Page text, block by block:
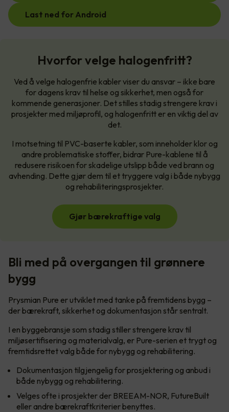
Last ned for Android
Hvorfor velge halogenfritt?
Ved å velge halogenfrie kabler viser du ansvar – ikke bare
for dagens krav til helse og sikkerhet, men også for
kommende generasjoner. Det stilles stadig strengere krav i
prosjekter med miljøprofil, og halogenfritt er en viktig del av
det.
I motsetning til PVC-baserte kabler, som inneholder klor og
andre problematiske stoffer, bidrar Pure-kablene til å
redusere risikoen for skadelige utslipp både ved brann og
avhending. Dette gjør dem til et tryggere valg i både nybygg
og rehabiliteringsprosjekter.
Gjør bærekraftige valg
Bli med på overgangen til grønnere
bygg
Prysmian Pure er utviklet med tanke på fremtidens bygg –
der bærekraft, sikkerhet og dokumentasjon står sentralt.
I en byggebransje som stadig stiller strengere krav til
miljøsertifisering og materialvalg, er Pure-serien et trygt og
fremtidsrettet valg både for nybygg og rehabilitering.
Dokumentasjon tilgjengelig for prosjektering og anbud i
både nybygg og rehabilitering.
Velges ofte i prosjekter der BREEAM-NOR, FutureBuilt
eller andre bærekraftkriterier benyttes.